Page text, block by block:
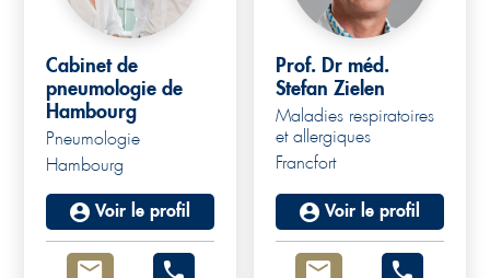
Cabinet de
pneumologie de
Hambourg
Pneumologie
Hambourg
Voir le profil
Prof. Dr méd.
Stefan Zielen
Maladies respiratoires
et allergiques
Francfort
Voir le profil